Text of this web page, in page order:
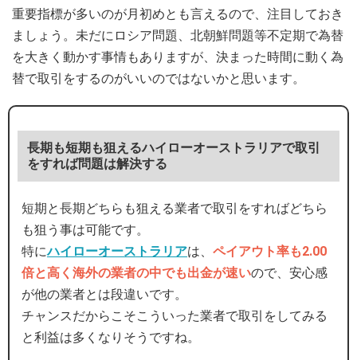
重要指標が多いのが月初めとも言えるので、注目しておき
ましょう。未だにロシア問題、北朝鮮問題等不定期で為替
を大きく動かす事情もありますが、決まった時間に動く為
替で取引をするのがいいのではないかと思います。
長期も短期も狙えるハイローオーストラリアで取引
をすれば問題は解決する
短期と長期どちらも狙える業者で取引をすればどちら
も狙う事は可能です。
特にハイローオーストラリアは、 ペイアウト率も2.00
倍と高く海外の業者の中でも出金が速いので、安心感
が他の業者とは段違いです。
チャンスだからこそこういった業者で取引をしてみる
と利益は多くなりそうですね。